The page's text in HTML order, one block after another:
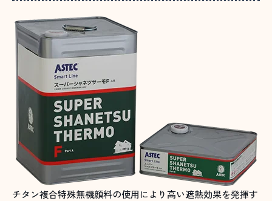
チタン複合特殊無機顔料の使用により高い遮熱効果を発揮す